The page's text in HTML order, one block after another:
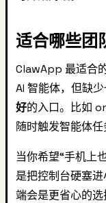
适合哪些团
ClawApp 最适合
AI 智能体，但缺
好的入口。比如
随时触发智能体任
当你希望“手机上
是把控制台硬塞
端会是更省心的选